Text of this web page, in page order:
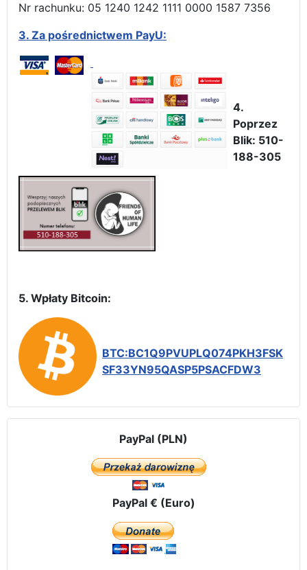
Nr rachunku: 05 1240 1242 1111 0000 1587 7356
3. Za pośrednictwem PayU:
4.
Poprzez
Blik: 510-
188-305
5. Wpłaty Bitcoin:
BTC:BC1Q9PVUPLQ074PKH3FSK
SF33YN95QASP5PSACFDW3
PayPal (PLN)
PayPal € (Euro)